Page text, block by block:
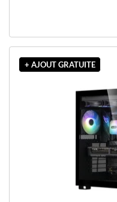
+ AJOUT GRATUITE